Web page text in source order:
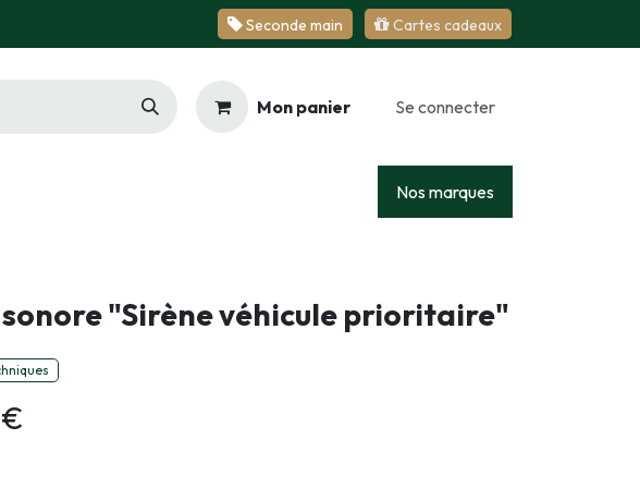
Se​​​​conde ​​​​m​​a​​in Cartes cadeaux
Mon panier Se connecter
Nos marques
"Sirène véhicule prioritaire"
€